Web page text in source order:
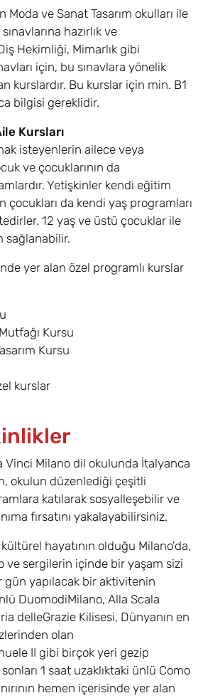
Moda ve Sanat Tasarım okulları ile
hazırlık ve
Hekimliği, Mimarlık gibi
için, bu sınavlara yönelik
kurslardır. Bu kurslar için min. B1
bilgisi gereklidir.
Kursları
isteyenlerin ailece veya
ve çocuklarının da
Yetişkinler kendi eğitim
çocukları da kendi yaş programları
12 yaş ve üstü çocuklar ile
sağlanabilir.
yer alan özel programlı kurslar
Kursu
Kursu
kurslar
Vinci Milano dil okulunda İtalyanca
okulun düzenlediği çeşitli
katılarak sosyalleşebilir ve
fırsatını yakalayabilirsiniz.
hayatının olduğu Milano’da,
ve sergilerin içinde bir yaşam sizi
gün yapılacak bir aktivitenin
DuomodiMilano, Alla Scala
delleGrazie Kilisesi, Dünyanın en
olan
II gibi birçok yeri gezip
1 saat uzaklıktaki ünlü Como
hemen içerisinde yer alan